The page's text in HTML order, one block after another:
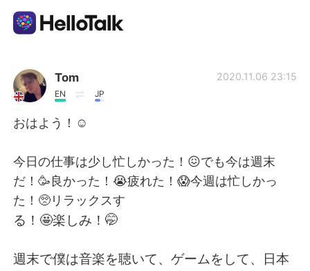
Appli d'échange linguistique
AI Grammar Checker
English
Tom
EN JP
2020.11.06 23:15
おはよう！☺️
今日の仕事は少し忙しかった！😖でも今は週末
だ！🥳良かった！😭疲れた！😱今週は忙しかっ
た！🥺リラックスす
る！🤩楽しみ！🤭
週末で僕は音楽を聴いて、ゲームをして、日本